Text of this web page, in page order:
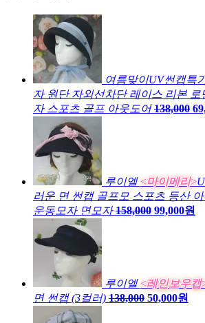
여름맞이UV썬캡특
자 원단 자외선차단 레이스 리본
자 스포츠 골프 아웃도어138,000
루이엘 <마이메리>
러운 면 썬캡 골프모 스포츠 등산
운동모자 면모자158,000 99,000원
루이엘 <레인보우캡
면 썬캡 (3컬러) 138,000 50,000원